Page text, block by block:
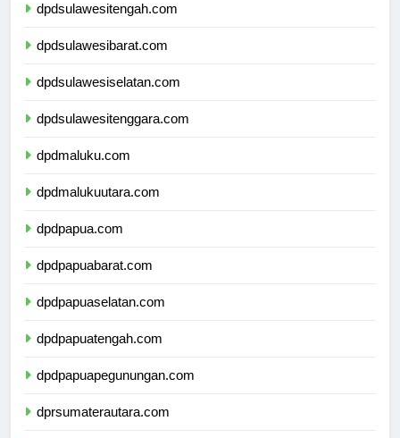
dpdsulawesitengah.com
dpdsulawesibarat.com
dpdsulawesiselatan.com
dpdsulawesitenggara.com
dpdmaluku.com
dpdmalukuutara.com
dpdpapua.com
dpdpapuabarat.com
dpdpapuaselatan.com
dpdpapuatengah.com
dpdpapuapegunungan.com
dprsumaterautara.com